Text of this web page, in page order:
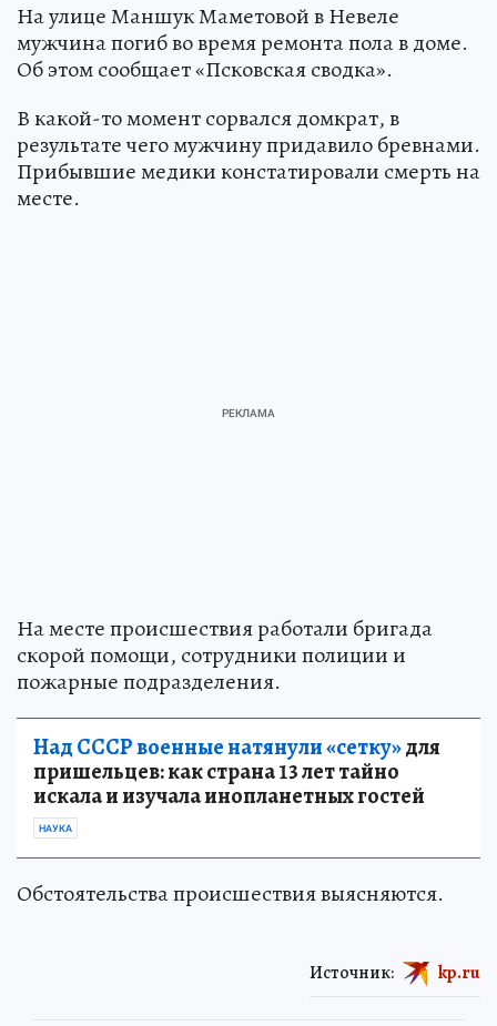
На улице Маншук Маметовой в Невеле
мужчина погиб во время ремонта пола в доме.
Об этом сообщает «Псковская сводка».
В какой-то момент сорвался домкрат, в
результате чего мужчину придавило бревнами.
Прибывшие медики констатировали смерть на
месте.
На месте происшествия работали бригада
скорой помощи, сотрудники полиции и
пожарные подразделения.
Над СССР военные натянули «сетку»для
пришельцев: как страна 13 лет тайно
искала и изучала инопланетных гостей
НАУКА
Обстоятельства происшествия выясняются.
Источник: kp.ru